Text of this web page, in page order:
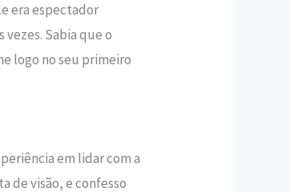
era espectador
vezes. Sabia que o
logo no seu primeiro
em lidar com a
de visão, e confesso